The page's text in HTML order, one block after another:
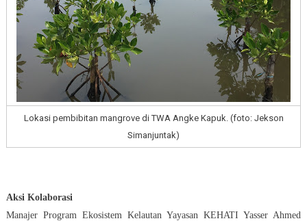
Lokasi pembibitan mangrove di TWA Angke Kapuk. (foto: Jekson
Simanjuntak)
Aksi Kolaborasi
Manajer Program Ekosistem Kelautan Yayasan KEHATI Yasser Ahmed